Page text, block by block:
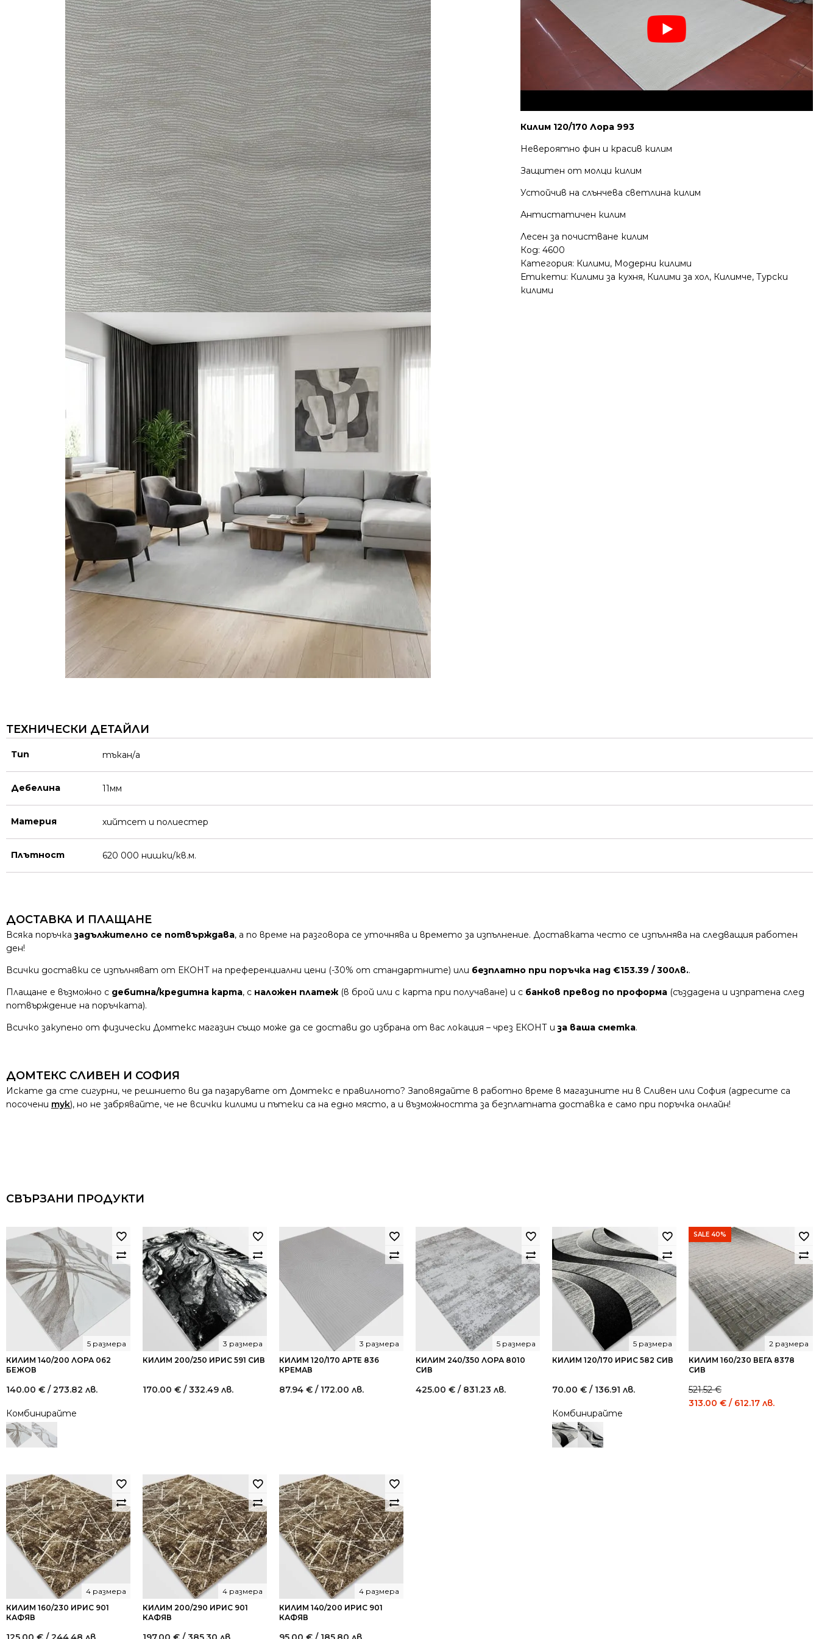
Килим 120/170 Лора 993
Невероятно фин и красив килим
Защитен от молци килим
Устойчив на слънчева светлина килим
Антистатичен килим
Лесен за почистване килим
Код:4600
Категория: Килими, Модерни килими
Етикети: Килими за кухня, Килими за хол, Килимче,Турски
килими
ТЕХНИЧЕСКИ ДЕТАЙЛИ
Тип тъкан/а
Дебелина 11мм
Материя хийтсет и полиестeр
Плътност 620 000 нишки/кв.м.
ДОСТАВКА И ПЛАЩАНЕ
Всяка поръчказадължително се потвърждава, а по време на разговора се уточнява и времето за изпълнение. Доставката често се изпълнява на следващия работен
ден!
Всички доставки се изпълняват от ЕКОНТ на преференциални цени (-30% от стандартните) или безплатно при поръчка над €153.39 / 300лв..
Плащане е възможно с дебитна/кредитна карта, с наложен платеж (в брой или с карта при получаване) и с банков превод по проформа (създадена и изпратена след
потвърждение на поръчката).
Всичко закупено от физически Домтекс магазин също може да се достави до избрана от вас локация – чрез ЕКОНТ иза ваша сметка.
ДОМТЕКС СЛИВЕН И СОФИЯ
Искате да сте сигурни, че решнието ви да пазарувате от Домтекс е правилното? Заповядайте в работно време в магазините ни в Сливен или София (адресите са
посочени тук), но не забрявайте, че не всички килими и пътеки са на едно място, а и възможността за безплатната доставка е само при поръчка онлайн!
СВЪРЗАНИ ПРОДУКТИ
КИЛИМ 140/200 ЛОРА 062
БЕЖОВ
5 размера
140.00 € / 273.82 лв.
Комбинирайте
КИЛИМ 200/250 ИРИС 591 СИВ
3 размера
170.00 € / 332.49 лв.
КИЛИМ 120/170 АРТЕ 836
КРЕМАВ
3 размера
87.94 € / 172.00 лв.
КИЛИМ 240/350 ЛОРА 8010
СИВ
5 размера
425.00 € / 831.23 лв.
КИЛИМ 120/170 ИРИС 582 СИВ
5 размера
70.00 € / 136.91 лв.
Комбинирайте
SALE 40%
КИЛИМ 160/230 ВЕГА 8378
СИВ
2 размера
521.52€
Original
313.00 € / 612.17 лв.
КИЛИМ 160/230 ИРИС 901
КАФЯВ
4 размера
КИЛИМ 200/290 ИРИС 901
КАФЯВ
4 размера
КИЛИМ 140/200 ИРИС 901
КАФЯВ
4 размера